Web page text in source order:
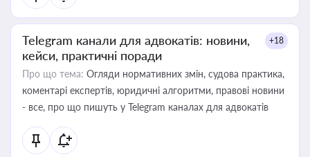
Telegram канали для адвокатів: новини,
кейси, практичні поради
+18
Про що тема: Огляди нормативних змін, судова практика,
коментарі експертів, юридичні алгоритми, правові новини
- все, про що пишуть у Telegram каналах для адвокатів